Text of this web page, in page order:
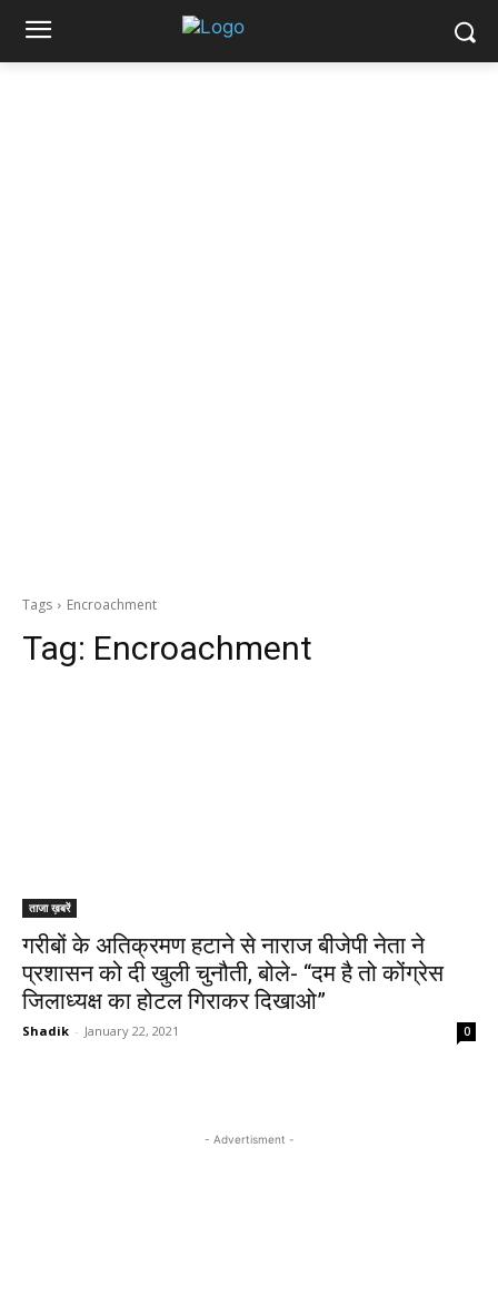
Tags Encroachment
Tag: Encroachment
ताजा ख़बरें
गरीबों के अतिक्रमण हटाने से नाराज बीजेपी नेता ने
प्रशासन को दी खुली चुनौती, बोले- “दम है तो कोंग्रेस
जिलाध्यक्ष का होटल गिराकर दिखाओ”
Shadik - January 22, 2021 0
- Advertisment -